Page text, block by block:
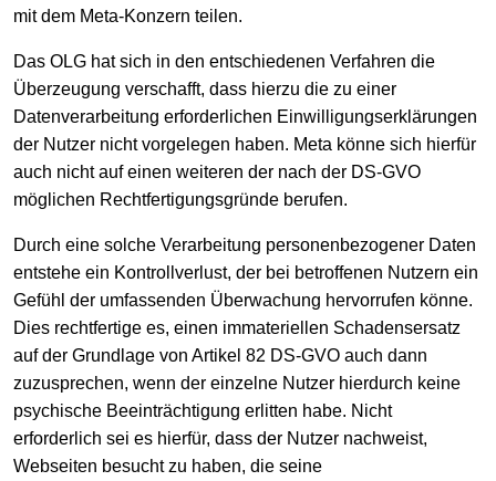
mit dem Meta-Konzern teilen.
Das OLG hat sich in den entschiedenen Verfahren die
Überzeugung verschafft, dass hierzu die zu einer
Datenverarbeitung erforderlichen Einwilligungserklärungen
der Nutzer nicht vorgelegen haben. Meta könne sich hierfür
auch nicht auf einen weiteren der nach der DS-GVO
möglichen Rechtfertigungsgründe berufen.
Durch eine solche Verarbeitung personenbezogener Daten
entstehe ein Kontrollverlust, der bei betroffenen Nutzern ein
Gefühl der umfassenden Überwachung hervorrufen könne.
Dies rechtfertige es, einen immateriellen Schadensersatz
auf der Grundlage von Artikel 82 DS-GVO auch dann
zuzusprechen, wenn der einzelne Nutzer hierdurch keine
psychische Beeinträchtigung erlitten habe. Nicht
erforderlich sei es hierfür, dass der Nutzer nachweist,
Webseiten besucht zu haben, die seine